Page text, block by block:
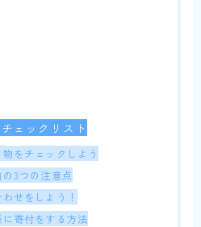
ェックリスト
をチェックしよう
3つの注意点
せをしよう！
寄付をする方法